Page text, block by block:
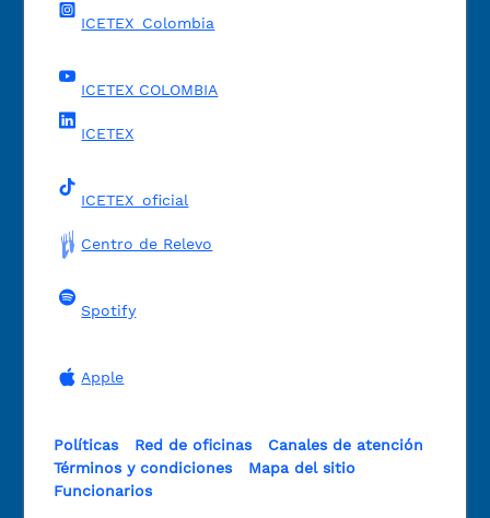
ICETEX_Colombia
ICETEX COLOMBIA
ICETEX
ICETEX_oficial
Centro de Relevo
Spotify
Apple
Políticas Red de oficinas
Canales de atención
Términos y condiciones
Mapa del sitio
Funcionarios